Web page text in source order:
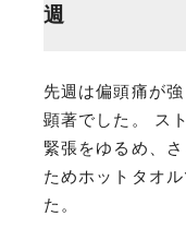
週
先週は偏頭痛が
顕著でした。 ス
緊張をゆるめ、
ためホットタオ
た。